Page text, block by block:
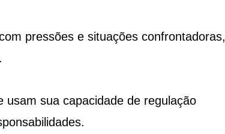
pressões e situações confrontadoras,
sua capacidade de regulação